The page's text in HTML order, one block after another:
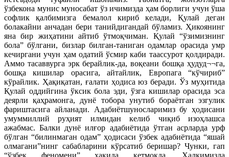
ўзбекона мунис муносабат ўз ичимизда ҳам борлиги учун ўша
софлик қалбимизга бемалол кириб келади, Қулай деган
болакайни анчадан бери танийдигандай бўламиз. Ҳикоянинг
яна бир жиҳатини айтиб ўтмоқчиман. Қулай “ўзимизнинг
бола” бўлгани, бизлар билган-таниган одамлар орасида умр
кечиргани учун ҳам одатий ўсмир каби таассурот қолдиради.
Аммо тасаввурга эрк берайлик-да, воқеани бошқа ҳудуд¬¬га,
бошқа кишилар орасига, айтайлик, Европага “кўчириб”
кўрайлик. Ҳақиқатан, ғалати ҳодиса юз беради. Ўз муҳитида
Қулай оддийгина ўксик бола эди, ўзга кишилар орасида эса
деярли қаҳрамонга, дунё тобора унутиб бораётган эзгулик
фариштасига айланади. Адабиётшуносларимиз бу ҳодисани
умуммиллий руҳият илмидан келиб чиқиб изоҳлашса
ажабмас. Балки дунё илғор адабиётида ўтган асрларда урф
бўлган “билинмаган одам” ҳодисаси ўзбек адабиётида “яшай
олмагани”нинг сабабларини кўрсатиб беришар? Чунки, гап